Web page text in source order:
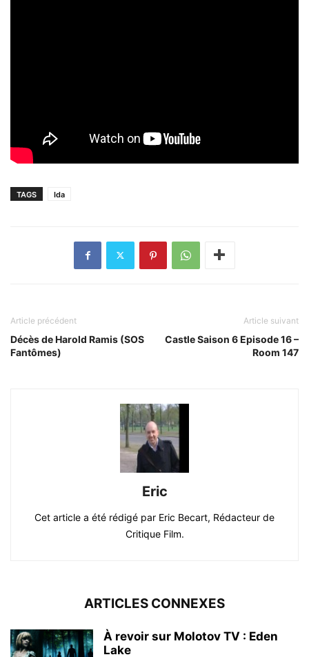
TAGS Ida
Article précédent
Décès de Harold Ramis (SOS
Fantômes)
Article suivant
Castle Saison 6 Episode 16 –
Room 147
Eric
Cet article a été rédigé par Eric Becart, Rédacteur de
Critique Film.
ARTICLES CONNEXES
À revoir sur Molotov TV : Eden
Lake